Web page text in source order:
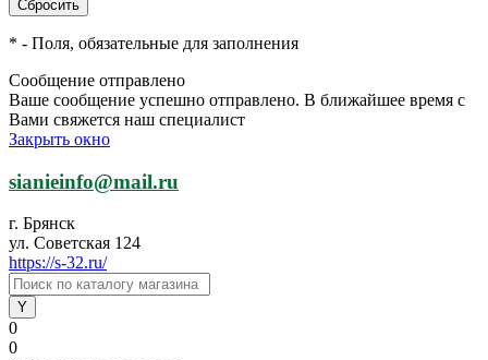
* - Поля, обязательные для заполнения
Сообщение отправлено
Ваше сообщение успешно отправлено. В ближайшее время с
Вами свяжется наш специалист
Закрыть окно
sianieinfo@mail.ru
г. Брянск
ул. Советская 124
https://s-32.ru/
0
0